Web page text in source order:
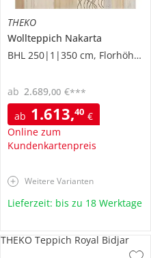
THEKO
Wollteppich Nakarta
BHL 250|1|350 cm, Florhöhe 1 cm
ab 1.613,40 €
Online zum
Kundenkartenpreis
ab 2.689,00 €***
Weitere Varianten
Lieferzeit: bis zu 18 Werktage
THEKO Teppich Royal Bidjar